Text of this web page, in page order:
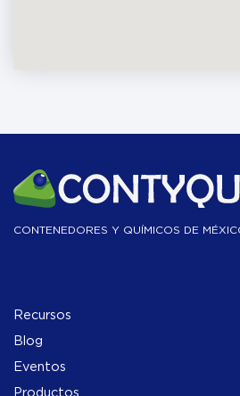
CONTENEDORES Y QUÍMICOS DE
Recursos
Blog
Eventos
Productos